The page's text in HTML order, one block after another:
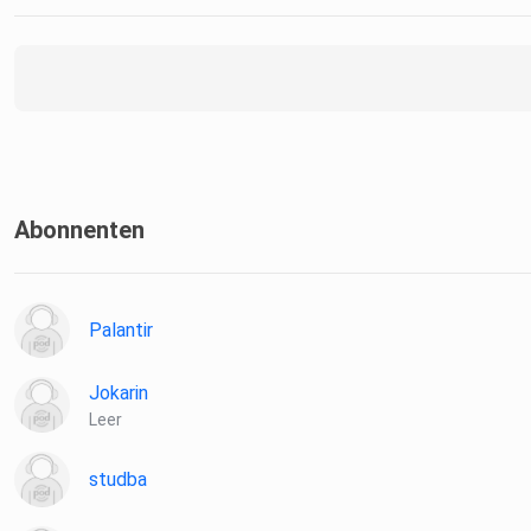
Abonnenten
Palantir
Jokarin
Leer
studba